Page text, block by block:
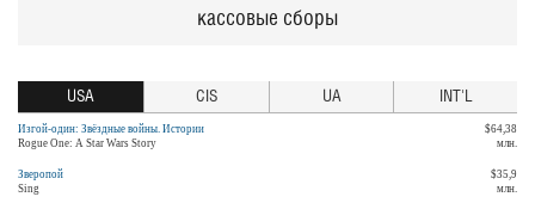
кассовые сборы
USA CIS UA INT'L
Изгой-один: Звёздные войны. Истории
Rogue One: A Star Wars Story
$64,38
млн.
Зверопой
Sing
$35,9
млн.